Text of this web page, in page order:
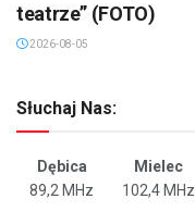
teatrze” (FOTO)
2026-08-05
Słuchaj Nas:
Dębica Mielec
89,2 MHz
102,4 MHz